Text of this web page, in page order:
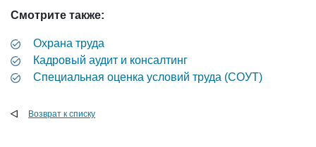
Смотрите также:
Охрана труда
Кадровый аудит и консалтинг
Специальная оценка условий труда (СОУТ)
Возврат к списку